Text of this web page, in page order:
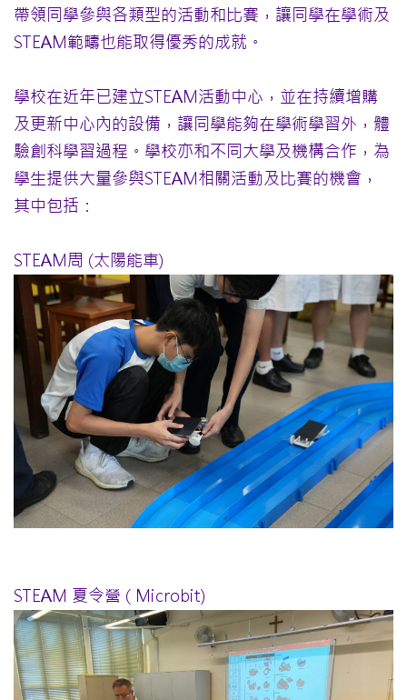
帶領同學參與各類型的活動和比賽，讓同學在學術及
STEAM範疇也能取得優秀的成就。
學校在近年已建立STEAM活動中心，並在持續增購
及更新中心內的設備，讓同學能夠在學術學習外，體
驗創科學習過程。學校亦和不同大學及機構合作，為
學生提供大量參與STEAM相關活動及比賽的機會，
其中包括：
STEAM周 (太陽能車)
STEAM 夏令營 ( Microbit)